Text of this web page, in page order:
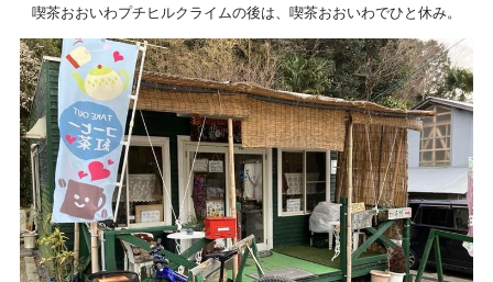
喫茶おおいわプチヒルクライムの後は、喫茶おおいわでひと休み。